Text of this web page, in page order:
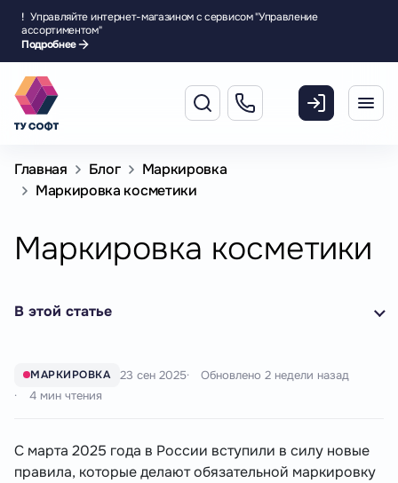
! Управляйте интернет-магазином с сервисом "Управление
ассортиментом"
Подробнее
Главная Блог
Маркировка
Маркировка косметики
Маркировка косметики
В этой статье
МАРКИРОВКА 23 сен 2025 Обновлено2 недели назад
4 мин чтения
С марта 2025 года в России вступили в силу новые
правила, которые делают обязательной маркировку